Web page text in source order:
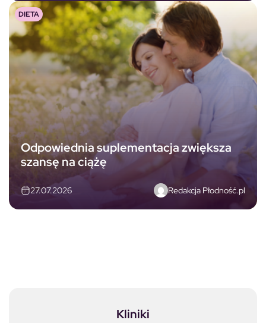
Odpowiednia suplementacja zwiększa
szansę na ciążę
27.07.2026 Redakcja Płodność.pl
DIETA
Kliniki